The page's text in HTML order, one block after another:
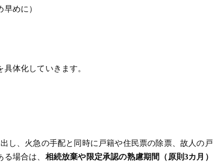
早めに）
体化していきます。
し、火急の手配と同時に戸籍や住民票の除票、故人の戸
場合は、 相続放棄や限定承認の熟慮期間（原則3カ月）